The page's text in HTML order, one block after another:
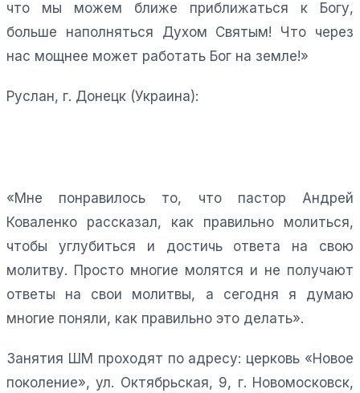
что мы можем ближе приближаться к Богу,
больше наполняться Духом Святым! Что через
нас мощнее может работать Бог на земле!»
Руслан, г. Донецк (Украина):
«Мне понравилось то, что пастор Андрей
Коваленко рассказал, как правильно молиться,
чтобы углубиться и достичь ответа на свою
молитву. Просто многие молятся и не получают
ответы на свои молитвы, а сегодня я думаю
многие поняли, как правильно это делать».
Занятия ШМ проходят по адресу: церковь «Новое
поколение», ул. Октябрьская, 9, г. Новомосковск,